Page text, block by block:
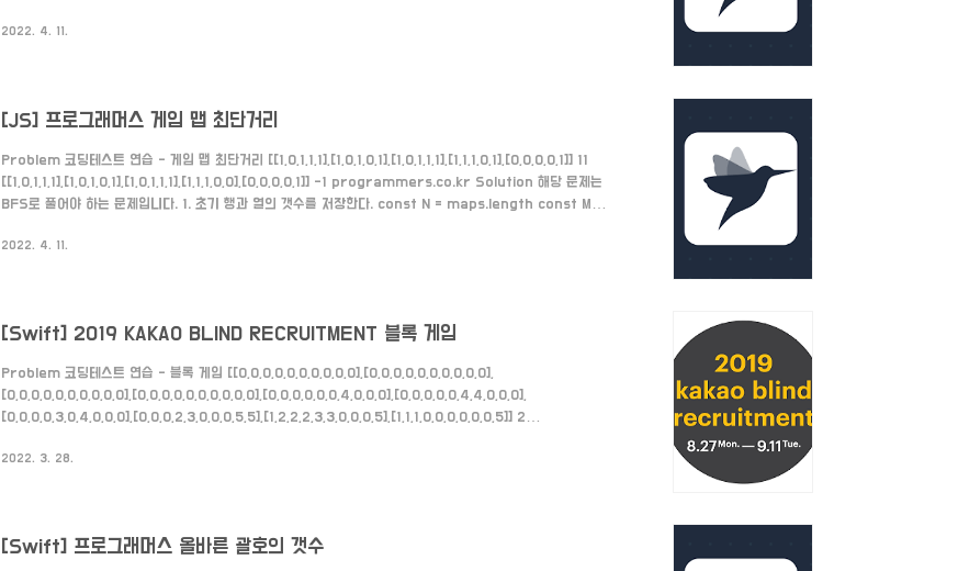
people.length - 1 3. 가장 무거운 사람부터 가장 가벼운 사람을 차례로 연결짓는다. 만약 가장 무거운 사람
2022. 4. 11.
[JS] 프로그래머스 게임 맵 최단거리
Problem 코딩테스트 연습 - 게임 맵 최단거리 [[1,0,1,1,1],[1,0,1,0,1],[1,0,1,1,1],[1,1,1,0,1],[0,0,0,0,1]] 11
[[1,0,1,1,1],[1,0,1,0,1],[1,0,1,1,1],[1,1,1,0,0],[0,0,0,0,1]] -1 programmers.co.kr Solution 해당 문제는
BFS로 풀어야 하는 문제입니다. 1. 초기 행과 열의 갯수를 저장한다. const N = maps.length const M =
0], [1, 0]] 3. 맵의 가장자리를 한 겹 감싸준다. 맵의 범위를 벗어나게 되면..
2022. 4. 11.
[Swift] 2019 KAKAO BLIND RECRUITMENT 블록 게임
Problem 코딩테스트 연습 - 블록 게임 [[0,0,0,0,0,0,0,0,0,0],[0,0,0,0,0,0,0,0,0,0],
[0,0,0,0,0,0,0,0,0,0],[0,0,0,0,0,0,0,0,0,0],[0,0,0,0,0,0,4,0,0,0],[0,0,0,0,0,4,4,0,0,0],
[0,0,0,0,3,0,4,0,0,0],[0,0,0,2,3,0,0,0,5,5],[1,2,2,2,3,3,0,0,0,5],[1,1,1,0,0,0,0,0,0,5]] 2
블록은 차례대로 1번 블록의 0,1,2,3 타입, 2번 블록의 0,1,2,3 타입 , 3번 블록의 0,1,2,3타입이 있다고 가
2022. 3. 28.
[Swift] 프로그래머스 올바른 괄호의 갯수